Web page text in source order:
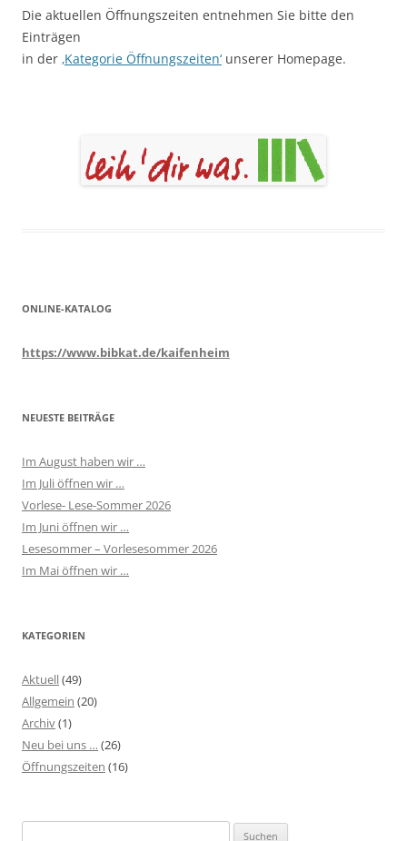
Die aktuellen Öffnungszeiten entnehmen Sie bitte den
Einträgen
in der ‚Kategorie Öffnungszeiten‘ unserer Homepage.
ONLINE-KATALOG
https://www.bibkat.de/kaifenheim
NEUESTE BEITRÄGE
Im August haben wir …
Im Juli öffnen wir …
Vorlese- Lese-Sommer 2026
Im Juni öffnen wir …
Lesesommer – Vorlesesommer 2026
Im Mai öffnen wir …
KATEGORIEN
Aktuell(49)
Allgemein (20)
Archiv(1)
Neu bei uns … (26)
Öffnungszeiten (16)